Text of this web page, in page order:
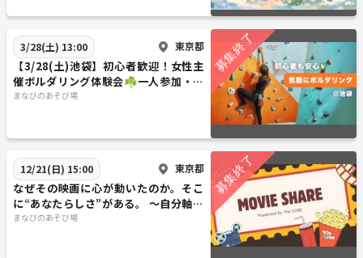
3/28(土) 13:00 東京都
【3/28(土)池袋】初心者歓迎！女性主
催ボルダリング体験会☘️一人参加・運
動苦手OK
まなびのあそび場
12/21(日) 15:00 東京都
なぜその映画に心が動いたのか。そこ
に“あなたらしさ”がある。 〜自分軸を
思い出す映画シェア会〜
まなびのあそび場